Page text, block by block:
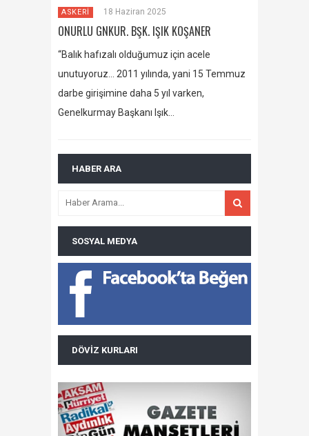
ASKERİ 18 Haziran 2025
ONURLU GNKUR. BŞK. IŞIK KOŞANER
“Balık hafızalı olduğumuz için acele
unutuyoruz… 2011 yılında, yani 15 Temmuz
darbe girişimine daha 5 yıl varken,
Genelkurmay Başkanı Işık…
HABER ARA
SOSYAL MEDYA
DÖVIZ KURLARI